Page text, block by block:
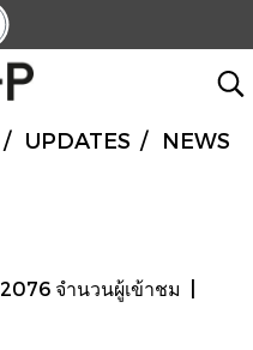
UPDATES
NEWS
2076 จำนวนผู้เข้าชม